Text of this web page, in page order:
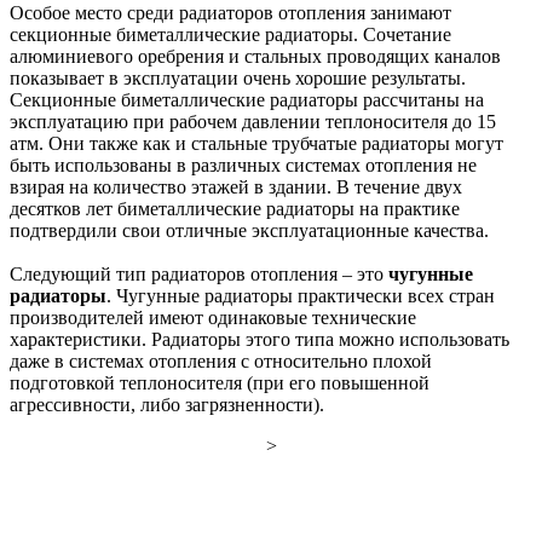
Особое место среди радиаторов отопления занимают
секционные биметаллические радиаторы. Сочетание
алюминиевого оребрения и стальных проводящих каналов
показывает в эксплуатации очень хорошие результаты.
Секционные биметаллические радиаторы рассчитаны на
эксплуатацию при рабочем давлении теплоносителя до 15
атм. Они также как и стальные трубчатые радиаторы могут
быть использованы в различных системах отопления не
взирая на количество этажей в здании. В течение двух
десятков лет биметаллические радиаторы на практике
подтвердили свои отличные эксплуатационные качества.
Следующий тип радиаторов отопления – это чугунные
радиаторы. Чугунные радиаторы практически всех стран
производителей имеют одинаковые технические
характеристики. Радиаторы этого типа можно использовать
даже в системах отопления с относительно плохой
подготовкой теплоносителя (при его повышенной
агрессивности, либо загрязненности).
>